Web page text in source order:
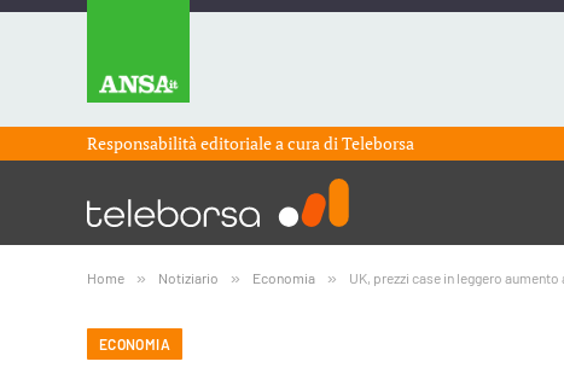
Responsabilità editoriale a cura diTeleborsa
Home » Notiziario » Economia » UK, prezzi case in leggero
ECONOMIA